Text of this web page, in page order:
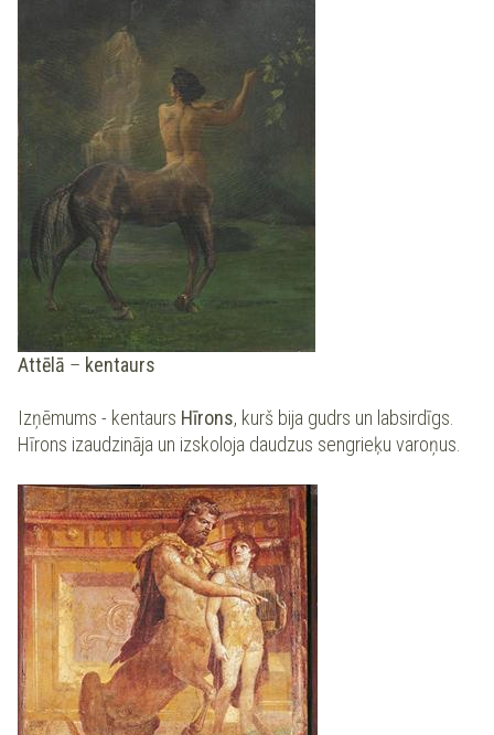
Attēlā – kentaurs
Izņēmums - kentaurs Hīrons, kurš bija gudrs un labsirdīgs.
Hīrons izaudzināja un izskoloja daudzus sengrieķu varoņus.